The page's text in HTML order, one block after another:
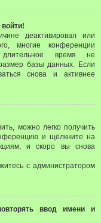
деактивировал или
многие конференции
длительное время не
базы данных. Если
снова и активнее
можно легко получить
и щёлкните на
и скоро вы снова
с администратором
ввод имени и